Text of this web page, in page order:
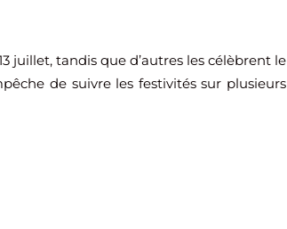
juillet, tandis que d’autres les célèbrent le
de suivre les festivités sur plusieurs